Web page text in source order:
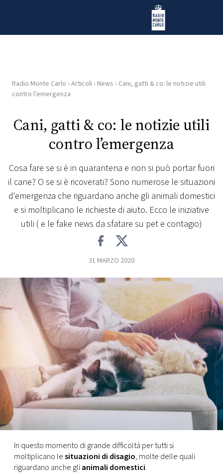
Radio Monte Carlo
HOME
RADIO
PLAYLIST
NEWS
EVENTI
VIDEO
PRINCIPATO
DI
MONACO
RMC
CONSIGLIA
Radio Monte Carlo › Articoli › News › Cani, gatti & co: le notizie utili
contro l’emergenza
Cani, gatti & co: le notizie utili
contro l’emergenza
Cosa fare se si è in quarantena e non si può portar fuori
il cane? O se si è ricoverati? Sono numerose le situazioni
d'emergenza che riguardano anche gli animali domestici
e si moltiplicano le richieste di aiuto. Ecco le iniziative
utili ( e le fake news da sfatare su pet e contagio)
31 MARZO 2020
In questo momento di grande difficoltà per tutti si
moltiplicano lesituazioni di disagio, molte delle quali
riguardano anche glianimali domestici.